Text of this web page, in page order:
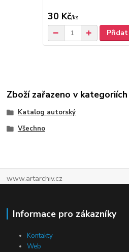
30 Kč/ks
Zboží zařazeno v kategoriích
Katalog autorský
Všechno
www.artarchiv.cz
Informace pro zákazníky
Kontakty
Web